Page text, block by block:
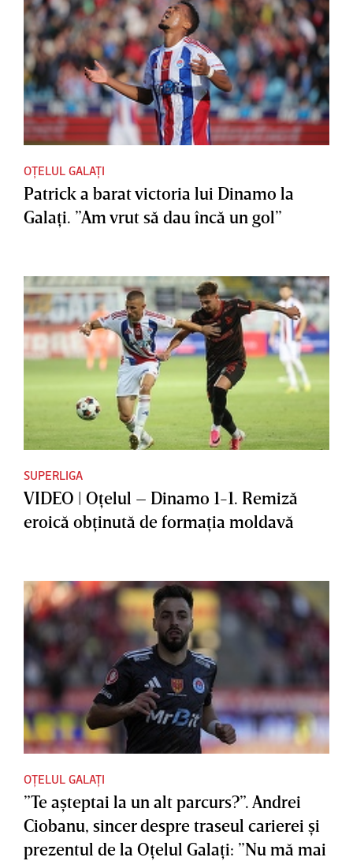
OȚELUL GALAȚI
Patrick a barat victoria lui Dinamo la
Galaţi. ”Am vrut să dau încă un gol”
SUPERLIGA
VIDEO | Oţelul – Dinamo 1-1. Remiză
eroică obţinută de formaţia moldavă
OȚELUL GALAȚI
”Te aşteptai la un alt parcurs?”. Andrei
Ciobanu, sincer despre traseul carierei şi
prezentul de la Oţelul Galaţi: ”Nu mă mai